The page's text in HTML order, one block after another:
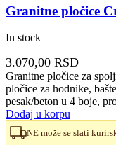
Granitne pločice
In stock
3.070,00 RSD
Granitne pločice za
pločice za hodnike,
pesak/beton u 4 boje,
Dodaj u korpu
NE može se slati